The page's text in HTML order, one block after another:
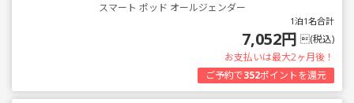
スマート ポッド オールジェンダー
1泊1名合計
7,052円 (税込)
お支払いは最大2ヶ月後！
ご予約で352ポイントを還元